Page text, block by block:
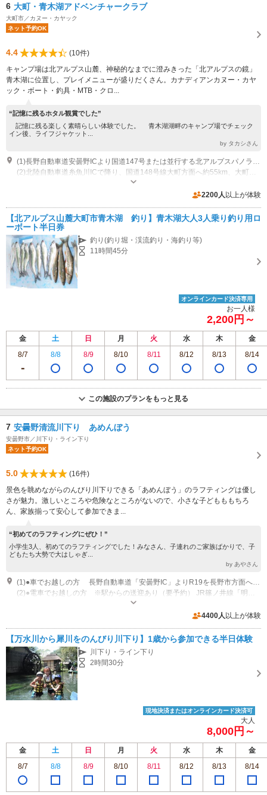
6 大町・青木湖アドベンチャークラブ
大町市／カヌー・カヤック
ネット予約OK
4.4
(10件)
キャンプ場は北アルプス山麓、神秘的なまでに澄みきった「北アルプスの鏡」
青木湖に位置し、プレイメニューが盛りだくさん。カナディアンカヌー・カヤ
ック・ボート・釣具・MTB・クロ...
“記憶に残るホタル観賞でした”
記憶に残る楽しく素晴らしい体験でした。 青木湖湖畔のキャンプ場でチェック
イン後、ライフジャケット...
by タカシさん
営業時間：9：00～18：00 定休日：不定休（７～10月中旬無休）
2200人 以上が体験
【北アルプス山麓大町市青木湖 釣り】青木湖大人3人乗り釣り用ロ
ーボート半日券
釣り(釣り堀・渓流釣り・海釣り等)
11時間45分
オンラインカード決済専用
お一人様
2,200円～
金 土 日 月 火 水 木
金
8/7
8/8 8/9 8/10 8/11 8/12 8/13 8/14
この施設のプランをもっと見る
7 安曇野清流川下り あめんぼう
安曇野市／川下り・ライン下り
ネット予約OK
5.0
(16件)
景色を眺めながらのんびり川下りできる「あめんぼう」のラフティングは優し
さが魅力。激しいところや危険なところがないので、小さな子どもももちろ
ん、家族揃って安心して参加できま...
“初めてのラフティングにぜひ！”
小学生3人、初めてのラフティングでした！みなさん、子連れのご家族ばかりで、子
どもたち大勢で大はしゃぎ...
by あやさん
営業時間：9:30 営業時間：13:00 定休日：不定休
4400人 以上が体験
【万水川から犀川をのんびり川下り】1歳から参加できる半日体験
川下り・ライン下り
2時間30分
現地決済またはオンラインカード決済可
大人
8,000円～
金 土 日 月 火 水 木
金
8/7
8/8 8/9 8/10 8/11 8/12 8/13 8/14